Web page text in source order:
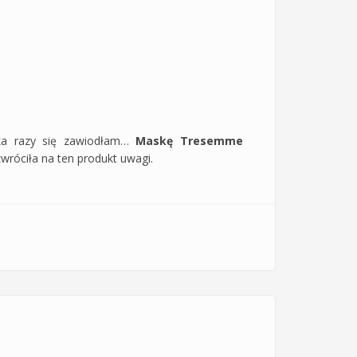
razy się zawiodłam… Maskę Tresemme
na ten produkt uwagi.